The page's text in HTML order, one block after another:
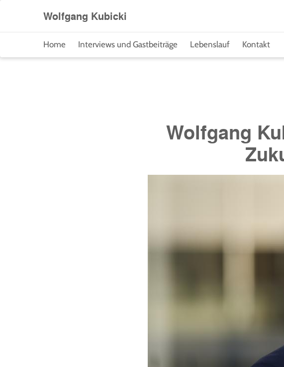
Inhalt
Wolfgang Kubicki
Home Interviews und Gastbeiträge Lebenslauf Kontakt
Wolfgang